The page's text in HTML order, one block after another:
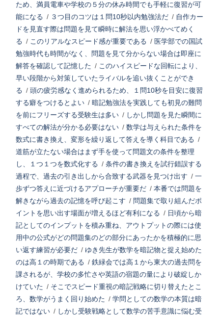
ため、満員電車や学校の５分の休み時間でも手軽に復習が可
能になる / ３つ目のコツは１問10秒以内勉強法だ / 自作カー
ドを見直す際は問題を見て瞬時に解法を思い浮かべてめく
る / このリアルなスピード感が重要である / 医学部での国試
勉強時代も時間がなく、問題を見て分からない場合は即座に
解答を確認して記憶した / このハイスピードな回転により、
早い段階から対策していたライバルを追い抜くことができ
る / 頭の疲労感なく進められるため、１問10秒を目安に復習
する癖をつけるとよい / 暗記勉強法を実践しても初見の難問
を前にフリーズする受験生は多い / しかし問題を見た瞬間に
すべての解法が分かる必要はない / 数学は与えられた条件を
数式に書き換え、変形を繰り返して答えを導く科目である /
道筋が立たない場合はまず手を使って問題文の条件を整理
し、１つ１つを数式化する / 条件の書き換えを試行錯誤する
過程で、過去の引き出しから合致する武器を見つけ出す / 一
歩ずつ答えに近づけるアプローチが重要だ / 本番では問題を
解きながら過去の記憶を呼び起こす / 問題集で取り組んだポ
イントを思い出す場面が増えるほど有利になる / 日頃から暗
記としてのインプットを積み重ね、アウトプットの際には使
用中の公式がどの問題集のどの部分にあったかを積極的に思
い返す練習が必要だ / ゆき先生が数学を暗記物と捉え始めた
のは高１の時期である / 鉄緑会では高１から東大の過去問を
課されるが、学校の多忙さや英語の宿題の量により破綻しか
けていた / そこでスピード重視の暗記戦略に切り替えたとこ
ろ、数学がうまく回り始めた / 学問としての数学の本質は暗
記ではない / しかし受験戦略として数学の苦手意識に悩む受